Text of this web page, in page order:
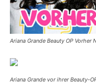
Ariana Grande Beauty OP
Ariana Grande vor ihrer Beauty-